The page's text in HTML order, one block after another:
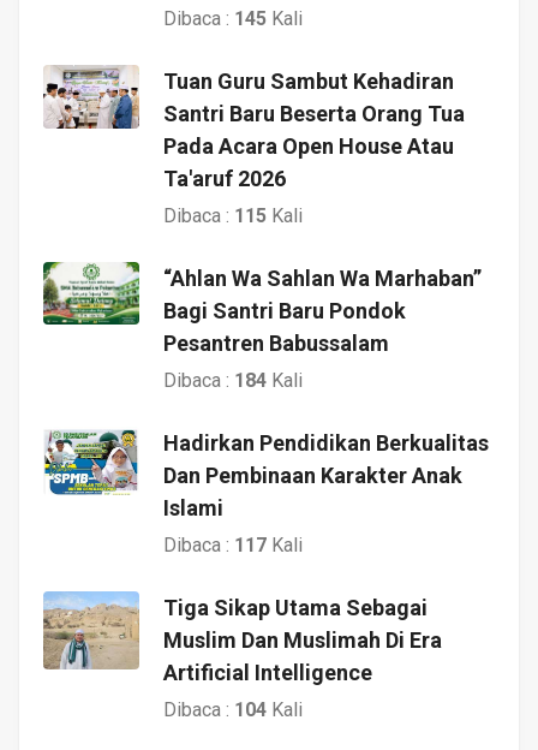
Dibaca : 145 Kali
Tuan Guru Sambut Kehadiran
Santri Baru Beserta Orang Tua
Pada Acara Open House Atau
Ta'aruf 2026
Dibaca : 115 Kali
“Ahlan Wa Sahlan Wa Marhaban”
Bagi Santri Baru Pondok
Pesantren Babussalam
Dibaca : 184 Kali
Hadirkan Pendidikan Berkualitas
Dan Pembinaan Karakter Anak
Islami
Dibaca : 117 Kali
Tiga Sikap Utama Sebagai
Muslim Dan Muslimah Di Era
Artificial Intelligence
Dibaca : 104 Kali